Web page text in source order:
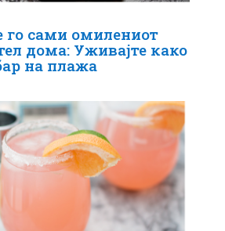
го сами омилениот
дома: Уживајте како
на плажа